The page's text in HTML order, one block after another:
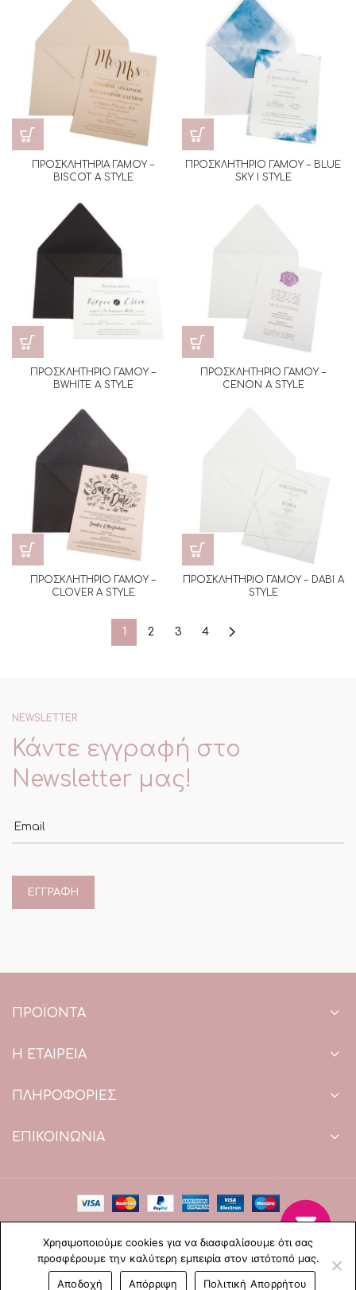
ΠΡΟΣΚΛΗΤΗΡΙΑ ΓΑΜΟΥ –
BISCOT A STYLE
ΠΡΟΣΚΛΗΤΗΡΙΟ ΓΑΜΟΥ – BLUE
SKY I STYLE
ΠΡΟΣΚΛΗΤΗΡΙΟ ΓΑΜΟΥ –
BWHITE A STYLE
ΠΡΟΣΚΛΗΤΗΡΙΟ ΓΑΜΟΥ –
CENON A STYLE
ΠΡΟΣΚΛΗΤΗΡΙΟ ΓΑΜΟΥ –
CLOVER A STYLE
ΠΡΟΣΚΛΗΤΗΡΙΟ ΓΑΜΟΥ – DABI A
STYLE
1 2 3 4
NEWSLETTER
Κάντε εγγραφή στο
Newsletter μας!
ΠΡΟΪΌΝΤΑ
Η ΕΤΑΙΡΕΙΑ
ΠΛΗΡΟΦΟΡΙΕΣ
ΕΠΙΚΟΙΝΩΝΙΑ
Web Design & development by web-idea.gr
0
Χρησιμοποιούμε cookies για να διασφαλίσουμε ότι σας
προσφέρουμε την καλύτερη εμπειρία στον ιστότοπό μας.
Αποδοχή
Απόρριψη Πολιτική Απορρήτου